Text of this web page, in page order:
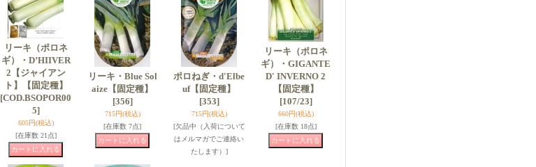
リーキ（ポロネ
ギ）・D’HIIVER
2【ジャイアン
ト】【固定種】
[COD.BSOPOR00
5]
605円(税込)
[在庫数 21点]
リーキ・Blue Sol
aize【固定種】
[356]
715円(税込)
[在庫数 7点]
ポロねぎ・d'Elbe
uf【固定種】
[353]
715円(税込)
[欠品中（入荷について
はメルマガでご連絡い
たします）]
リーキ（ポロネ
ギ）・GIGANTE
D' INVERNO 2
【固定種】
[107/23]
660円(税込)
[在庫数 18点]